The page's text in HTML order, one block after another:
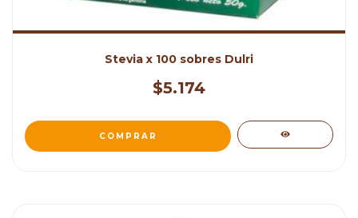
Stevia x 100 sobres Dulri
$5.174